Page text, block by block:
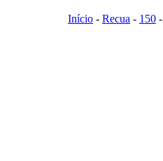
Início - Recua - 150 -